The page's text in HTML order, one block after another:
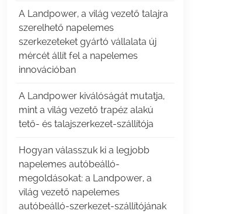
A Landpower, a világ vezető talajra
szerelhető napelemes
szerkezeteket gyártó vállalata új
mércét állít fel a napelemes
innovációban
A Landpower kiválóságát mutatja,
mint a világ vezető trapéz alakú
tető- és talajszerkezet-szállítója
Hogyan válasszuk ki a legjobb
napelemes autóbeálló-
megoldásokat: a Landpower, a
világ vezető napelemes
autóbeálló-szerkezet-szállítójának